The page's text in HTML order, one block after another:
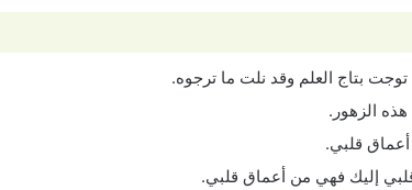
بتاج العلم وقد نلت ما ترجوه.
الزهور.
قلبي.
إليك فهي من أعماق قلبي.